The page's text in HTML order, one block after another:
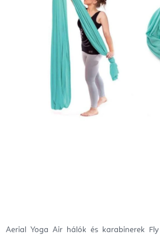
Aerial Yoga Air hálók és karabinerek